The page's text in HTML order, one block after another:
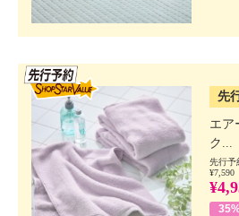
先
エア
ク...
先行予
¥7,590